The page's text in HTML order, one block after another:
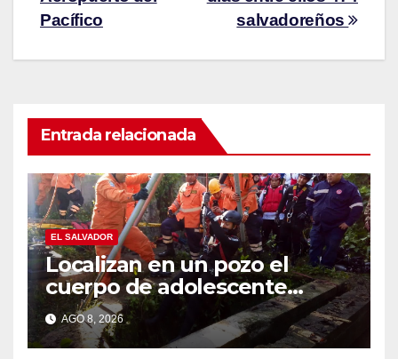
salvadoreños
Pacífico
Entrada relacionada
EL SALVADOR
Localizan en un pozo el
cuerpo de adolescente
desaparecido en Santa Ana
AGO 8, 2026